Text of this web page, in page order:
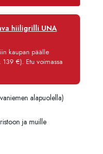
12 kk
3,90 €/kk
8 464,80 €
hiiligrilli UNA
kaupan päälle
€). Etu voimassa
alapuolella)
ja muille